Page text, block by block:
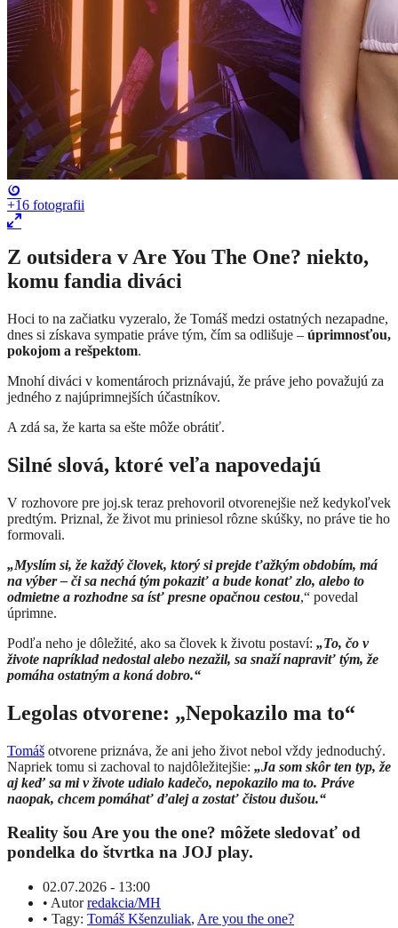
+16 fotografii
Z outsidera v Are You The One? niekto,
komu fandia diváci
Hoci to na začiatku vyzeralo, že Tomáš medzi ostatných nezapadne,
dnes si získava sympatie práve tým, čím sa odlišuje – úprimnosťou,
pokojom a rešpektom.
Mnohí diváci v komentároch priznávajú, že práve jeho považujú za
jedného z najúprimnejších účastníkov.
A zdá sa, že karta sa ešte môže obrátiť.
Silné slová, ktoré veľa napovedajú
V rozhovore pre joj.sk teraz prehovoril otvorenejšie než kedykoľvek
predtým. Priznal, že život mu priniesol rôzne skúšky, no práve tie ho
formovali.
„Myslím si, že každý človek, ktorý si prejde ťažkým obdobím, má
na výber – či sa nechá tým pokaziť a bude konať zlo, alebo to
odmietne a rozhodne sa ísť presne opačnou cestou,“ povedal
úprimne.
Podľa neho je dôležité, ako sa človek k životu postaví: „To, čo v
živote napríklad nedostal alebo nezažil, sa snaží napraviť tým, že
pomáha ostatným a koná dobro.“
Legolas otvorene: „Nepokazilo ma to“
Tomáš otvorene priznáva, že ani jeho život nebol vždy jednoduchý.
Napriek tomu si zachoval to najdôležitejšie: „Ja som skôr ten typ, že
aj keď sa mi v živote udialo kadečo, nepokazilo ma to. Práve
naopak, chcem pomáhať ďalej a zostať čistou dušou.“
Reality šou Are you the one? môžete sledovať od
pondelka do štvrtka na JOJ play.
02.07.2026 - 13:00
• Autorredakcia/MH
• Tagy: Tomáš Kšenzuliak, Are you the one?